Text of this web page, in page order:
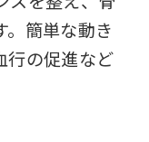
簡単な動き
行の促進など